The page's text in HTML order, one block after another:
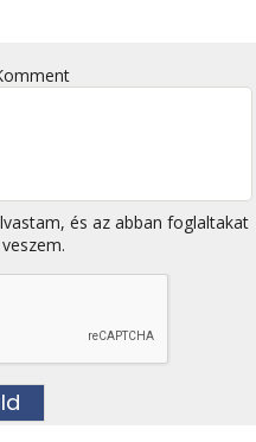
és az abban foglaltakat